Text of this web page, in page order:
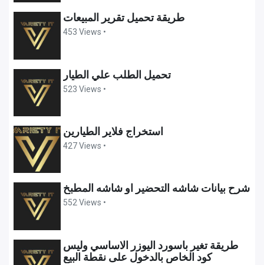
طريقة تحميل تقرير المبيعات
453 Views •
تحميل الطلب علي الطيار
523 Views •
استخراج فلاير الطيارين
427 Views •
شرح بيانات شاشه التحضير او شاشه المطبخ
552 Views •
طريقة تغير باسورد اليوزر الاساسي وليس
كود الخاص بالدخول على نقطة البيع